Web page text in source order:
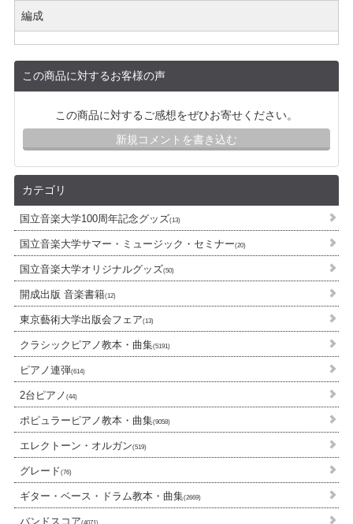
カテゴリ
国立音楽大学100周年記念グッズ(13)
国立音楽大学サマー・ミュージック・セミナー(20)
国立音楽大学オリジナルグッズ(50)
開成出版 音楽書籍(12)
東京藝術大学出版会フェア(13)
クラシックピアノ教本・曲集(5191)
ピアノ連弾(614)
2台ピアノ (44)
ポピュラーピアノ教本・曲集(9058)
エレクトーン・オルガン(519)
グレード(76)
ギター・ベース・ドラム教本・曲集(2669)
バンドスコア(4071)
編成
この商品に対するお客様の声
この商品に対するご感想をぜひお寄せください。
新規コメントを書き込む